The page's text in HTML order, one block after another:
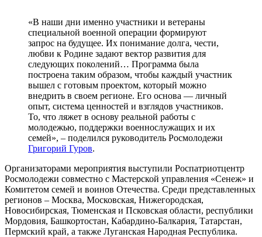
«В наши дни именно участники и ветераны
специальной военной операции формируют
запрос на будущее. Их понимание долга, чести,
любви к Родине задают вектор развития для
следующих поколений… Программа была
построена таким образом, чтобы каждый участник
вышел с готовым проектом, который можно
внедрить в своем регионе. Его основа — личный
опыт, система ценностей и взглядов участников.
То, что ляжет в основу реальной работы с
молодежью, поддержки военнослужащих и их
семей», – поделился руководитель Росмолодежи
Григорий Гуров.
Организаторами мероприятия выступили Роспатриотцентр
Росмолодежи совместно с Мастерской управления «Сенеж» и
Комитетом семей и воинов Отечества. Среди представленных
регионов – Москва, Московская, Нижегородская,
Новосибирская, Тюменская и Псковская области, республики
Мордовия, Башкортостан, Кабардино-Балкария, Татарстан,
Пермский край, а также Луганская Народная Республика.